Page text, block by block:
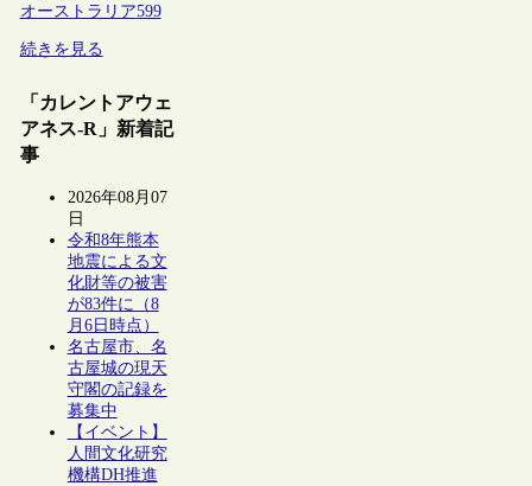
オーストラリア599
続きを見る
「カレントアウェ
アネス-R」新着記
事
2026年08月07
日
令和8年熊本
地震による文
化財等の被害
が83件に（8
月6日時点）
名古屋市、名
古屋城の現天
守閣の記録を
募集中
【イベント】
人間文化研究
機構DH推進